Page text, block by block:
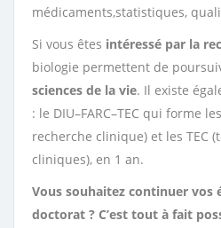
médicaments,statistiques,
Si vous êtes intéressé par la
biologie permettent de
sciences de la vie. Il existe
: le DIU–FARC–TEC qui forme
recherche clinique) et les TEC
cliniques), en 1 an.
Vous souhaitez continuer vos
doctorat ? C’est tout à fait